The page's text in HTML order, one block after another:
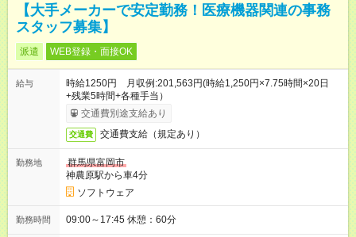
【大手メーカーで安定勤務！医療機器関連の事務
スタッフ募集】
派遣 WEB登録・面接OK
給与
時給1250円 月収例:201,563円(時給1,250円×7.75時間×20日
+残業5時間+各種手当）
交通費別途支給あり
交通費 交通費支給（規定あり）
勤務地
群馬県富岡市
神農原駅から車4分
ソフトウェア
勤務時間 09:00～17:45 休憩：60分